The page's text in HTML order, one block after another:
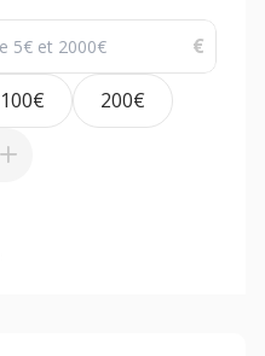
€
100€ 200€